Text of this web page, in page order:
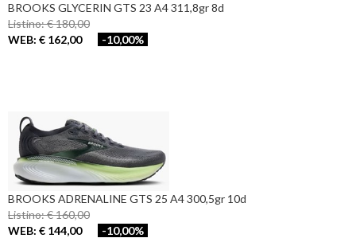
BROOKS GLYCERIN GTS 23 A4 311,8gr 8d
Listino: € 180,00
WEB: € 162,00
-10,00%
BROOKS ADRENALINE GTS 25 A4 300,5gr 10d
Listino: € 160,00
WEB: € 144,00
-10,00%